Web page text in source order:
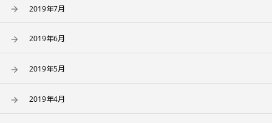
2019年7月
2019年6月
2019年5月
2019年4月